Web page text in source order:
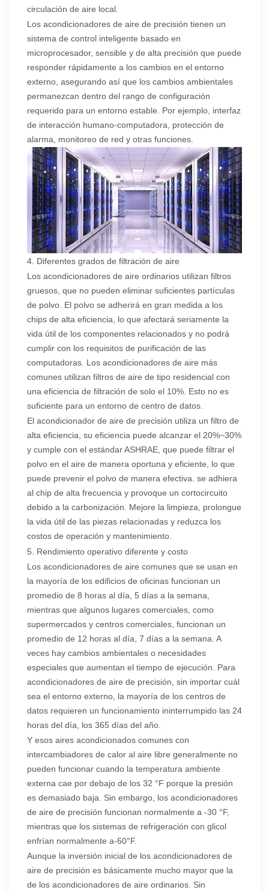
circulación de aire local.
Los acondicionadores de aire de precisión tienen un
sistema de control inteligente basado en
microprocesador, sensible y de alta precisión que puede
responder rápidamente a los cambios en el entorno
externo, asegurando así que los cambios ambientales
permanezcan dentro del rango de configuración
requerido para un entorno estable. Por ejemplo, interfaz
de interacción humano-computadora, protección de
alarma, monitoreo de red y otras funciones.
4. Diferentes grados de filtración de aire
Los acondicionadores de aire ordinarios utilizan filtros
gruesos, que no pueden eliminar suficientes partículas
de polvo. El polvo se adherirá en gran medida a los
chips de alta eficiencia, lo que afectará seriamente la
vida útil de los componentes relacionados y no podrá
cumplir con los requisitos de purificación de las
computadoras. Los acondicionadores de aire más
comunes utilizan filtros de aire de tipo residencial con
una eficiencia de filtración de solo el 10%. Esto no es
suficiente para un entorno de centro de datos.
El acondicionador de aire de precisión utiliza un filtro de
alta eficiencia, su eficiencia puede alcanzar el 20%~30%
y cumple con el estándar ASHRAE, que puede filtrar el
polvo en el aire de manera oportuna y eficiente, lo que
puede prevenir el polvo de manera efectiva. se adhiera
al chip de alta frecuencia y provoque un cortocircuito
debido a la carbonización. Mejore la limpieza, prolongue
la vida útil de las piezas relacionadas y reduzca los
costos de operación y mantenimiento.
5. Rendimiento operativo diferente y costo
Los acondicionadores de aire comunes que se usan en
la mayoría de los edificios de oficinas funcionan un
promedio de 8 horas al día, 5 días a la semana,
mientras que algunos lugares comerciales, como
supermercados y centros comerciales, funcionan un
promedio de 12 horas al día, 7 días a la semana. A
veces hay cambios ambientales o necesidades
especiales que aumentan el tiempo de ejecución. Para
acondicionadores de aire de precisión, sin importar cuál
sea el entorno externo, la mayoría de los centros de
datos requieren un funcionamiento ininterrumpido las 24
horas del día, los 365 días del año.
Y esos aires acondicionados comunes con
intercambiadores de calor al aire libre generalmente no
pueden funcionar cuando la temperatura ambiente
externa cae por debajo de los 32 °F porque la presión
es demasiado baja. Sin embargo, los acondicionadores
de aire de precisión funcionan normalmente a -30 °F,
mientras que los sistemas de refrigeración con glicol
enfrían normalmente a-60°F.
Aunque la inversión inicial de los acondicionadores de
aire de precisión es básicamente mucho mayor que la
de los acondicionadores de aire ordinarios. Sin